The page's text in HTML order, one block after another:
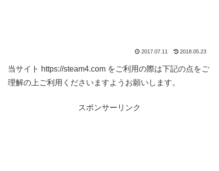
2017.07.11 2018.05.23
当サイト https://steam4.com をご利用の際は下記の点をご
理解の上ご利用くださいますようお願いします。
スポンサーリンク